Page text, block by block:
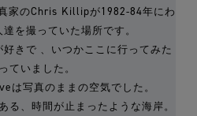
家のChris Killipが1982-84年にわ
を撮っていた場所です。
きで 、いつかここに行ってみた
ていました。
は写真のままの空気でした。
る、時間が止まったような海岸。